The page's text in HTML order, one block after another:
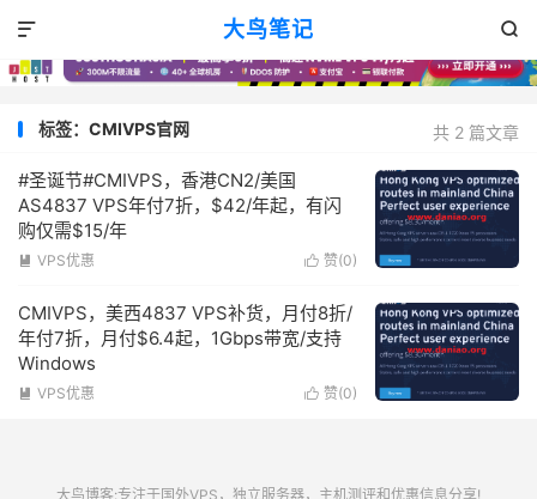
大鸟笔记 

共 2 篇文章
标签：CMIVPS官网
#圣诞节#CMIVPS，香港CN2/美国
AS4837 VPS年付7折，$42/年起，有闪
购仅需$15/年
 赞(0)
 VPS优惠
CMIVPS，美西4837 VPS补货，月付8折/
年付7折，月付$6.4起，1Gbps带宽/支持
Windows
 赞(0)
 VPS优惠
大鸟博客:专注于国外VPS，独立服务器，主机测评和优惠信息分享!